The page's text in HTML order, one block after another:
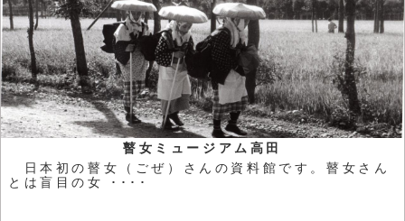
瞽女ミュージアム高田
日本初の瞽女（ごぜ）さんの資料館です。瞽女さん
とは盲目の女 ････